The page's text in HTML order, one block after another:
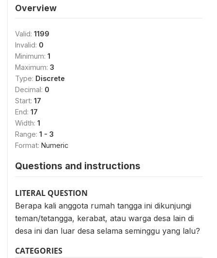
Overview
Valid: 1199
Invalid: 0
Minimum: 1
Maximum: 3
Type: Discrete
Decimal: 0
Start: 17
End: 17
Width: 1
Range: 1 - 3
Format: Numeric
Questions and instructions
LITERAL QUESTION
Berapa kali anggota rumah tangga ini dikunjungi
teman/tetangga, kerabat, atau warga desa lain di
desa ini dan luar desa selama seminggu yang lalu?
CATEGORIES